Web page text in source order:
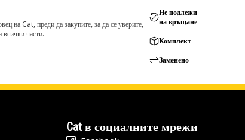
на Cat, преди да закупите, за да се уверите,
части.
Не подлежи
на връщане
Комплект
Заменено
Cat в социалните мрежи